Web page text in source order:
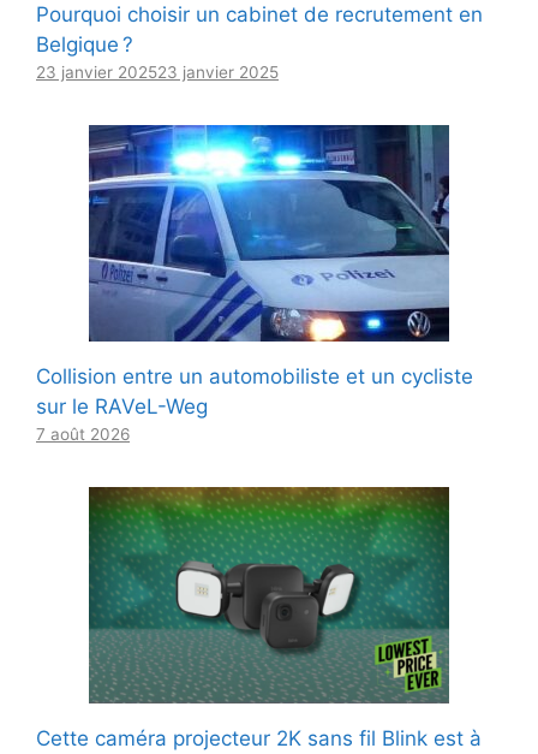
Pourquoi choisir un cabinet de recrutement en
Belgique ?
23 janvier 202523 janvier 2025
Collision entre un automobiliste et un cycliste
sur le RAVeL-Weg
7 août 2026
Cette caméra projecteur 2K sans fil Blink est à